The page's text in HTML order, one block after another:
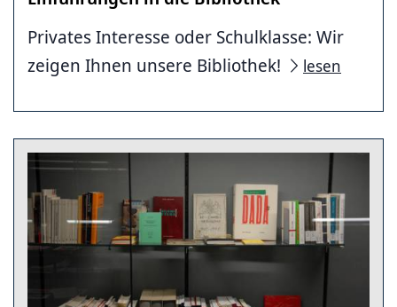
Privates Interesse oder Schulklasse: Wir
zeigen Ihnen unsere Bibliothek!
lesen